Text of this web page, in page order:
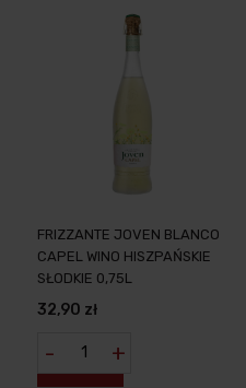
FRIZZANTE JOVEN BLANCO
CAPEL WINO HISZPAŃSKIE
SŁODKIE 0,75L
32,90 zł
- +